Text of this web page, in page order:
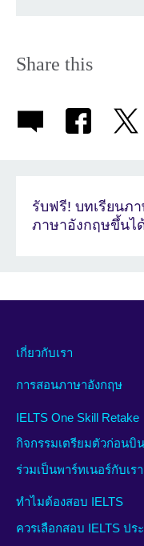
Share this
รับฟรี! บทเรียนภ
ภาษาอังกฤษขึ้นไ
เกี่ยวกับเรา
การสอนภาษาอังกฤษ
IELTS One Skill Retake
กิจกรรมเตรียมตัวก่อนบิ
ร่วมเป็นพาร์ทเนอร์กับเรา
ทำไมต้องสอบ IELTS
ควรเลือกสอบ IELTS ปร